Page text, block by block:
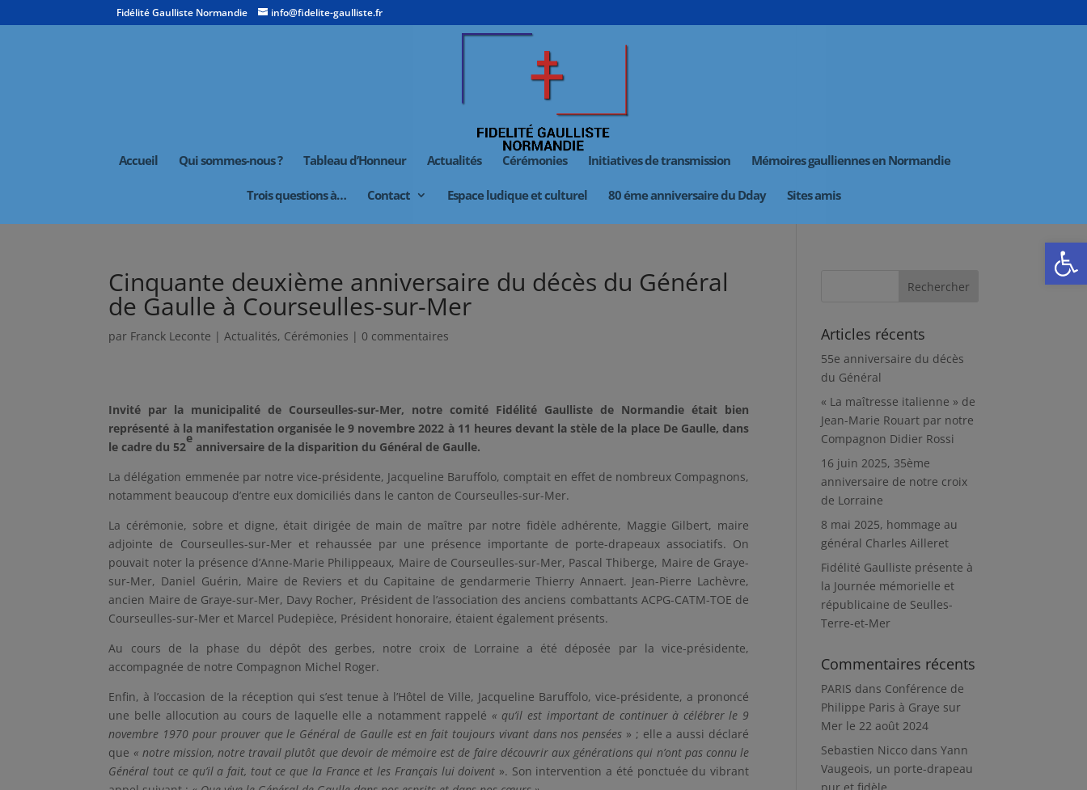
Ouvrir
Fidélité Gaulliste Normandie info@fidelite-gaulliste.fr
Accueil Qui sommes-nous ? Tableau d’Honneur Actualités Cérémonies Initiatives de transmission Mémoires gaulliennes en Normandie
Trois questions à… Contact Espace ludique et culturel 80 éme anniversaire du Dday Sites amis
Cinquante deuxième anniversaire du décès du Général
de Gaulle à Courseulles-sur-Mer
par Franck Leconte |Actualités, Cérémonies | 0 commentaires
Invité par la municipalité de Courseulles-sur-Mer, notre comité Fidélité Gaulliste de Normandie était bien
représenté à la manifestation organisée le 9 novembre 2022 à 11 heures devant la stèle de la place De Gaulle, dans
le cadre du 52
e
anniversaire de la disparition du Général de Gaulle.
La délégation emmenée par notre vice-présidente, Jacqueline Baruffolo, comptait en effet de nombreux Compagnons,
notamment beaucoup d’entre eux domiciliés dans le canton de Courseulles-sur-Mer.
La cérémonie, sobre et digne, était dirigée de main de maître par notre fidèle adhérente, Maggie Gilbert, maire
adjointe de Courseulles-sur-Mer et rehaussée par une présence importante de porte-drapeaux associatifs. On
pouvait noter la présence d’Anne-Marie Philippeaux, Maire de Courseulles-sur-Mer, Pascal Thiberge, Maire de Graye-
sur-Mer, Daniel Guérin, Maire de Reviers et du Capitaine de gendarmerie Thierry Annaert. Jean-Pierre Lachèvre,
ancien Maire de Graye-sur-Mer, Davy Rocher, Président de l’association des anciens combattants ACPG-CATM-TOE de
Courseulles-sur-Mer et Marcel Pudepièce, Président honoraire, étaient également présents.
Au cours de la phase du dépôt des gerbes, notre croix de Lorraine a été déposée par la vice-présidente,
accompagnée de notre Compagnon Michel Roger.
Enfin, à l’occasion de la réception qui s’est tenue à l’Hôtel de Ville, Jacqueline Baruffolo, vice-présidente, a prononcé
une belle allocution au cours de laquelle elle a notamment rappelé « qu’il est important de continuer à célébrer le 9
novembre 1970 pour prouver que le Général de Gaulle est en fait toujours vivant dans nos pensées » ; elle a aussi déclaré
que « notre mission, notre travail plutôt que devoir de mémoire est de faire découvrir aux générations qui n’ont pas connu le
Général tout ce qu’il a fait, tout ce que la France et les Français lui doivent ». Son intervention a été ponctuée du vibrant
Articles récents
55e anniversaire du décès
du Général
« La maîtresse italienne » de
Jean-Marie Rouart par notre
Compagnon Didier Rossi
16 juin 2025, 35ème
anniversaire de notre croix
de Lorraine
8 mai 2025, hommage au
général Charles Ailleret
Fidélité Gaulliste présente à
la Journée mémorielle et
républicaine de Seulles-
Terre-et-Mer
Commentaires récents
PARIS dans Conférence de
Philippe Paris à Graye sur
Mer le 22 août 2024
Sebastien Nicco dansYann
Vaugeois, un porte-drapeau